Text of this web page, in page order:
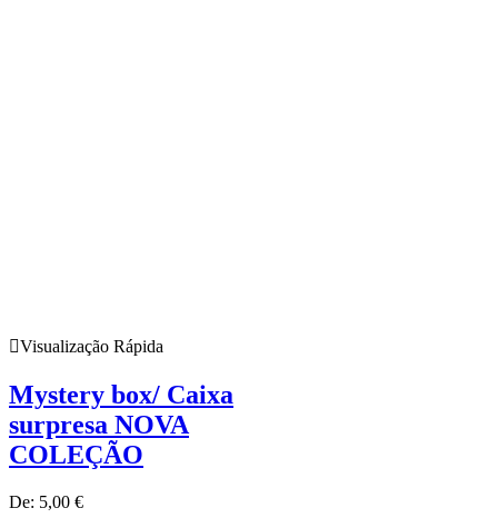
Visualização Rápida
Mystery box/ Caixa
surpresa NOVA
COLEÇÃO
De: 5,00 €